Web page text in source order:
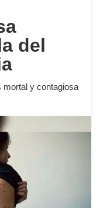
del
mortal y contagiosa